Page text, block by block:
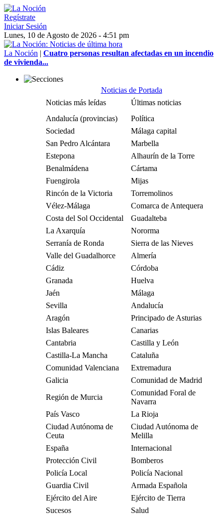
Regístrate
Iniciar Sesión
Lunes, 10 de Agosto de 2026 - 4:51 pm
La Noción | Cuatro personas resultan afectadas en un incendio
de vivienda...
Noticias de Portada
Noticias más leídas
Últimas noticias
Andalucía (provincias)
Política
Sociedad
Málaga capital
San Pedro Alcántara
Marbella
Estepona
Alhaurín de la Torre
Benalmádena
Cártama
Fuengirola
Mijas
Rincón de la Victoria
Torremolinos
Vélez-Málaga
Comarca de Antequera
Costa del Sol Occidental
Guadalteba
La Axarquía
Nororma
Serranía de Ronda
Sierra de las Nieves
Valle del Guadalhorce
Almería
Cádiz
Córdoba
Granada
Huelva
Jaén
Málaga
Sevilla
Andalucía
Aragón
Principado de Asturias
Islas Baleares
Canarias
Cantabria
Castilla y León
Castilla-La Mancha
Cataluña
Comunidad Valenciana
Extremadura
Galicia
Comunidad de Madrid
Región de Murcia
Comunidad Foral de
Navarra
País Vasco
La Rioja
Ciudad Autónoma de
Ceuta
Ciudad Autónoma de
Melilla
España
Internacional
Protección Civil
Bomberos
Policía Local
Policía Nacional
Guardia Civil
Armada Española
Ejército del Aire
Ejército de Tierra
Sucesos
Salud